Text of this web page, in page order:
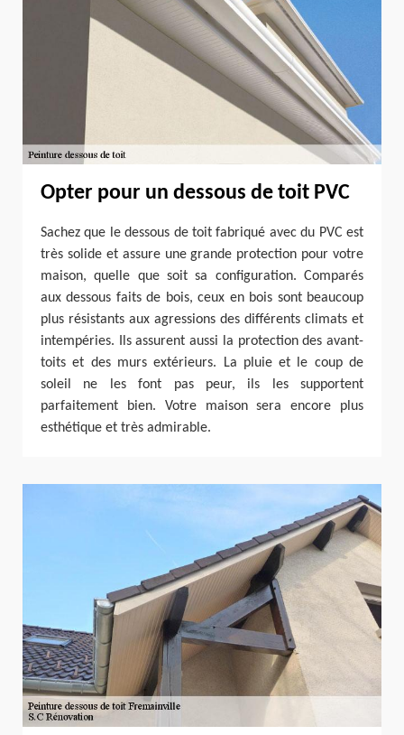
Opter pour un dessous de toit PVC
Sachez que le dessous de toit fabriqué avec du PVC est
très solide et assure une grande protection pour votre
maison, quelle que soit sa configuration. Comparés
aux dessous faits de bois, ceux en bois sont beaucoup
plus résistants aux agressions des différents climats et
intempéries. Ils assurent aussi la protection des avant-
toits et des murs extérieurs. La pluie et le coup de
soleil ne les font pas peur, ils les supportent
parfaitement bien. Votre maison sera encore plus
esthétique et très admirable.